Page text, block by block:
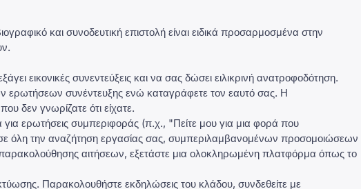
και συνοδευτική επιστολή είναι ειδικά προσαρμοσμένα στην
εικονικές συνεντεύξεις και να σας δώσει ειλικρινή ανατροφοδότηση.
ερωτήσεων συνέντευξης ενώ καταγράφετε τον εαυτό σας. Η
δεν γνωρίζατε ότι είχατε.
ερωτήσεις συμπεριφοράς (π.χ., "Πείτε μου για μια φορά που
όλη την αναζήτηση εργασίας σας, συμπεριλαμβανομένων προσομοιώσεων
αιτήσεων, εξετάστε μια ολοκληρωμένη πλατφόρμα όπως το
Παρακολουθήστε εκδηλώσεις του κλάδου, συνδεθείτε με